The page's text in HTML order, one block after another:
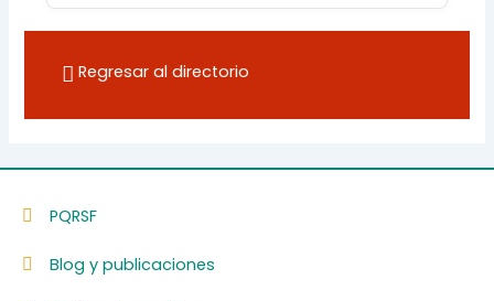
Regresar al directorio
PQRSF
Blog y publicaciones